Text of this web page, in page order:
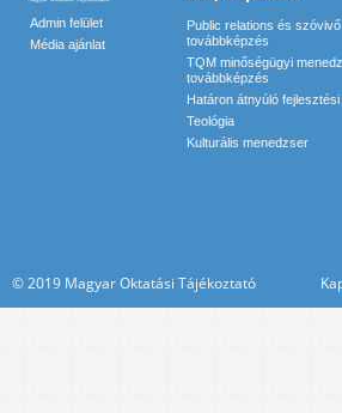
Admin felület
Média ajánlat
Public relations és
továbbképzés
TQM minőségügyi
továbbképzés
Határon átnyúló
Teológia
Kulturális menedzser
© 2019 Magyar Oktatási Tájékoztató